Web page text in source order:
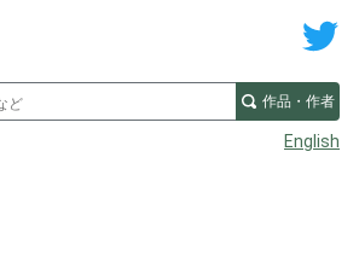
作品・作者
English